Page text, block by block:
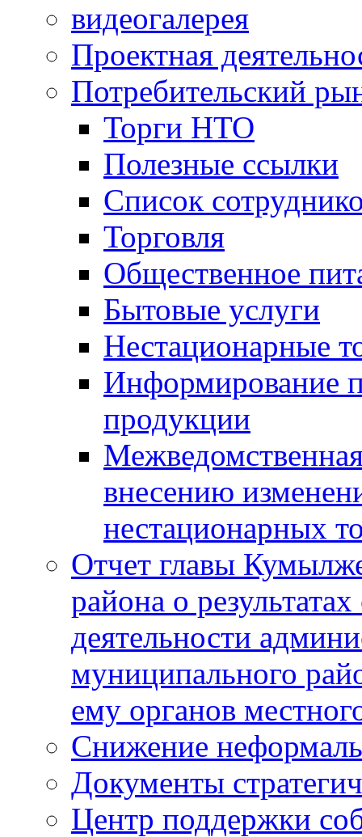
видеогалерея
Проектная
Потребительский
Торги НТО
Полезные ссылки
Список
Торговля
Общественное
Бытовые услуги
Нестационарные
Информирование
продукции
внесению
нестационарных
Отчет главы
района о
деятельности
муниципального
ему органов
Снижение
Документы
Центр поддержки